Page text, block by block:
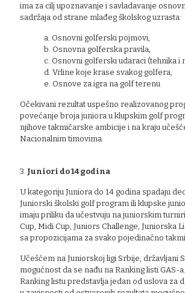
ima za cilj upoznavanje i savladavanje
sadržaja od strane mlađeg školskog uzrasta:
a. Osnovni golferski pojmovi,
b. Osnovna golferska pravila,
c. Osnovni golferski udaraci (tehnika i
d. Vrline koje krase svakog golfera,
e. Osnove za igra na golf terenu
Očekivani rezultat uspešno realizovanog
povećanje broja juniora u klupskim golf
njihove takmičarske ambicije i na kraju
Nacionalnim timovima.
3. Juniori do 14 godina
U kategoriju Juniora do 14 godina spadaju
Juniorski školski golf program ili klupske
imaju priliku da učestvuju na juniorskim
Cup, Midi Cup, Juniors Challenge, Juniorska
sa propozicijama za svako pojedinačno
Učešćem na Juniorskoj ligi Srbije, državljani
mogućnost da se nađu na Ranking listi GAS-
Ranking listu predstavlja jedan od uslova za